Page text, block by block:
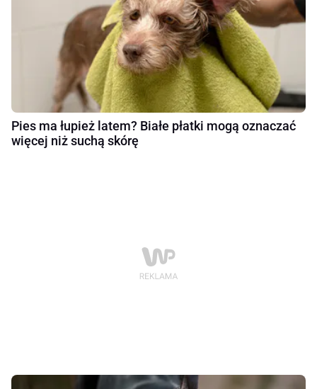
Pies ma łupież latem? Białe płatki mogą oznaczać
więcej niż suchą skórę